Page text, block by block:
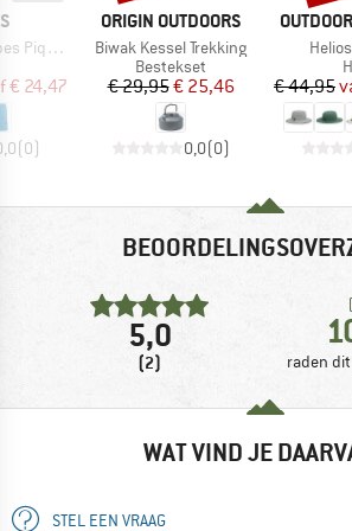
Shorts
prijs
€ 24,47
(0)
MERK
ORIGIN OUTDOORS
Artikel
Biwak Kessel Trekking
Productgroep
Bestekset
Prijs
€ 29,95Verlaagde prijs
€ 25,46
0,0(0)
MERK
Artikel
€ 44,95
5,0
(2) raden
WAT VIND JE
STEL EEN VRAAG